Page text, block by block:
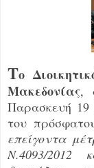
Το
Μακεδονίας,
Παρασκευή 19
του
επείγοντα
Ν.4093/2012